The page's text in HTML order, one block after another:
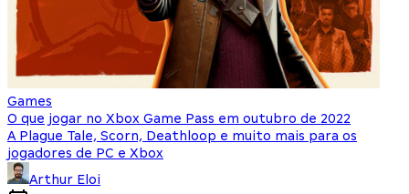
Games
O que jogar no Xbox Game Pass em outubro de 2022
A Plague Tale, Scorn, Deathloop e muito mais para os
jogadores de PC e Xbox
Arthur Eloi